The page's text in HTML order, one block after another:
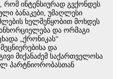
რომ ინტენსიურად გვქონდეს
ბანაკები, უმაღლესი
ხელშეწყობით მოხდეს
და ორმაგი
„ქრონიკას“
და
მიქანაძემ საქართველოსა
პარტნიორობასთან